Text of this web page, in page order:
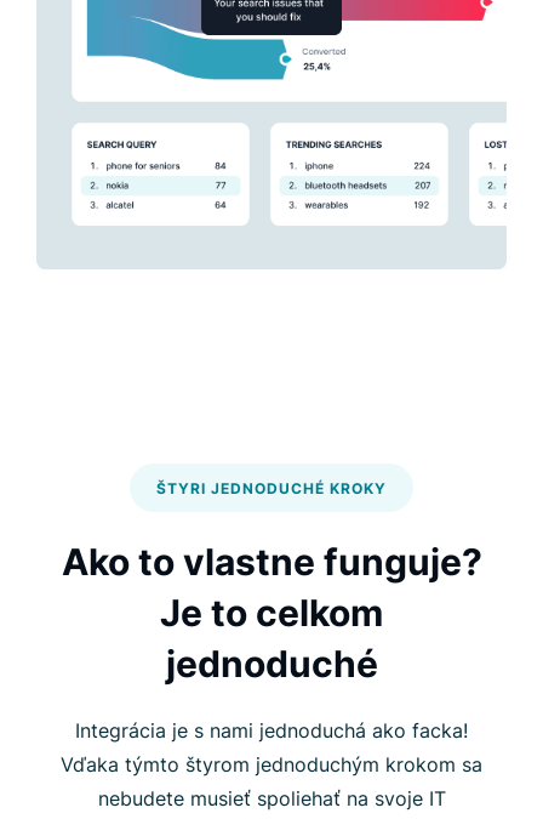
ŠTYRI JEDNODUCHÉ KROKY
Ako to vlastne funguje?
Je to celkom
jednoduché
Integrácia je s nami jednoduchá ako facka!
Vďaka týmto štyrom jednoduchým krokom sa
nebudete musieť spoliehať na svoje IT